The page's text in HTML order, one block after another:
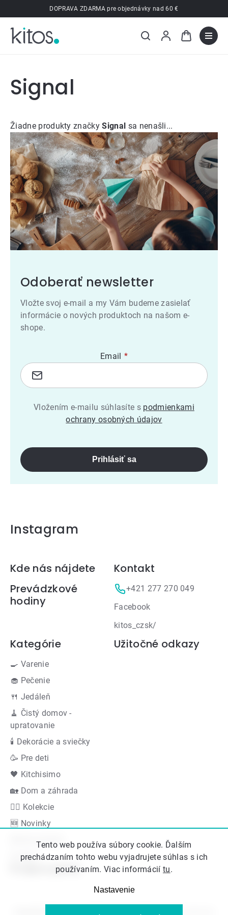
Tento web používa súbory cookie. Ďalším
prechádzaním tohto webu vyjadrujete súhlas s ich
používaním. Viac informácií tu.
Nastavenie
na
obsah
DOPRAVA ZDARMA pre objednávky nad 60 €
Signal
Žiadne produkty značkySignal sa nenašli...
Odoberať newsletter
Vložte svoj e-mail a my Vám budeme zasielať
informácie o nových produktoch na našom e-
shope.
Email
Vložením e-mailu súhlasíte s podmienkami
ochrany osobných údajov
Prihlásiť sa
Instagram
Zápätie
Kde nás nájdete
Prevádzkové
hodiny
Kontakt
+421 277 270 049
Facebook
kitos_czsk/
Kategórie
🍳 Varenie
🧁 Pečenie
🍴 Jedáleň
🧹 Čistý domov -
upratovanie
🕯 Dekorácie a sviečky
🥳 Pre deti
🖤 Kitchisimo
🏡 Dom a záhrada
👍🏻 Kolekcie
🆕 Novinky
Akčná ponuka
Značky
Užitočné odkazy
Podporujeme